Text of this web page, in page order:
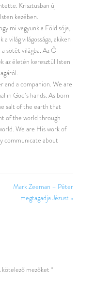
Krisztusban új
kezében.
mi vagyunk a Föld sója,
világ világossága, akiken
sötét világba. Az Ő
az életén keresztül Isten
and a companion. We are
in God’s hands. As born
salt of the earth that
of the world through
We are His work of
communicate about
Mark Zeeman – Péter
megtagadja Jézust »
kötelező mezőket *